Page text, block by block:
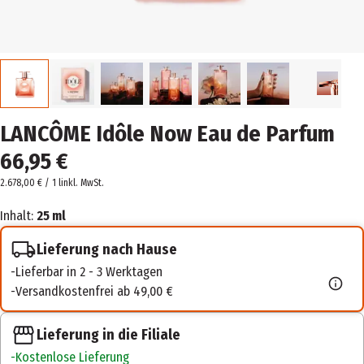
LANCÔME Idôle Now Eau de Parfum
66,95 €
2.678,00 € / 1 linkl. MwSt.
Inhalt: 25 ml
Lieferung nach Hause
Lieferbar in 2 - 3 Werktagen
Versandkostenfrei ab 49,00 €
Lieferung in die Filiale
Kostenlose Lieferung